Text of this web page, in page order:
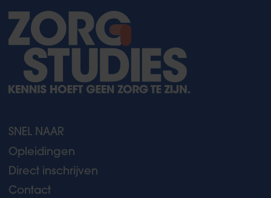
SNEL NAAR
Opleidingen
Direct inschrijven
Contact